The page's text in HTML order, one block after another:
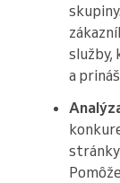
služby,
a